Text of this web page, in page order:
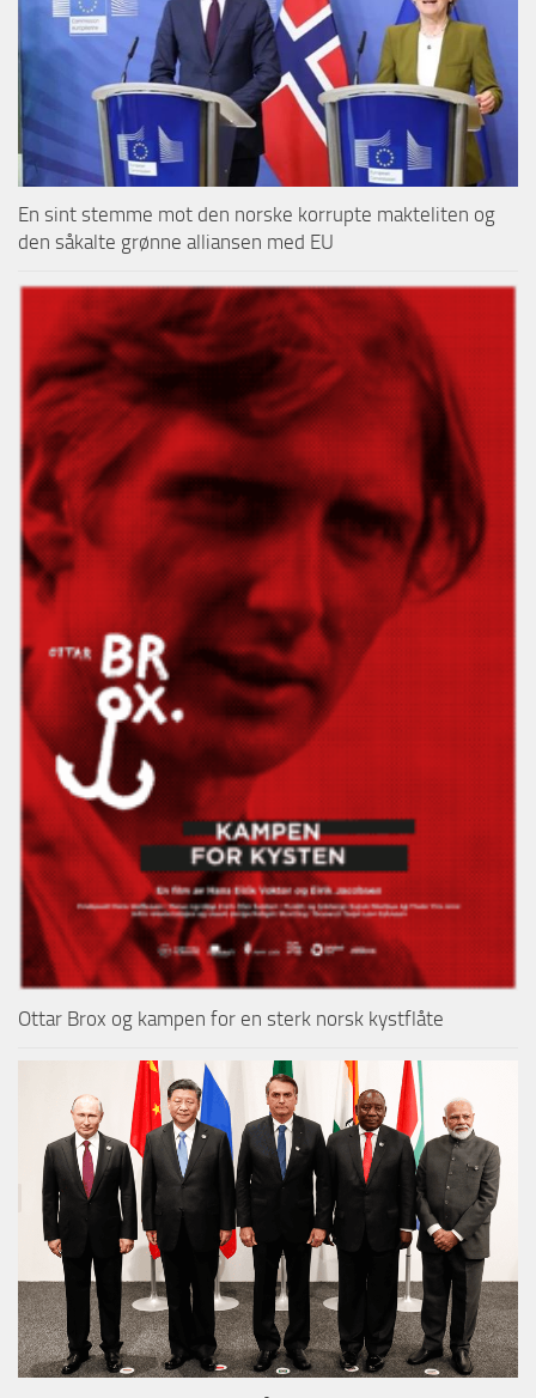
En sint stemme mot den norske korrupte makteliten og
den såkalte grønne alliansen med EU
Ottar Brox og kampen for en sterk norsk kystflåte